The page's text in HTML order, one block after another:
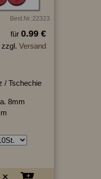
Best.Nr.:22323
für 0.99 €
zzgl. Versand
/ Tschechie
8mm